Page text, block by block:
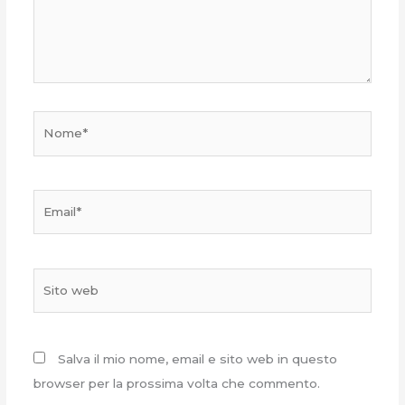
Salva il mio nome, email e sito web in questo
browser per la prossima volta che commento.